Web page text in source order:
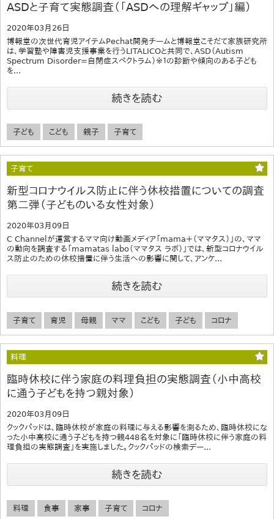
ASDと子育て実態調査（「ASDへの理解ギャップ」編）
2020年03月26日
博報堂の次世代育児アイテムPechat開発チームと博報堂こそだて家族研究所
は、学習塾や障害児支援事業を行うLITALICOと共同で、ASD（Autism
Spectrum Disorder=自閉症スペクトラム）※１の診断や傾向のある子ども
を...
続きを読む
子ども こども 親子 子育て
子育て
新型コロナウイルス防止に伴う休校措置についての調査
第二弾（子どものいる女性対象）
2020年03月09日
C Channelが運営するママ向け動画メディア「mama＋（ママタス）」の、ママ
の動向を調査する「mamatas labo（ママタス ラボ）」では、新型コロナウイル
ス防止のための休校措置に伴う生活への影響に関して、アンケ...
続きを読む
子育て 育児 母親 ママ こども 子ども コロナ
料理
臨時休校に伴う家庭の料理負担の実態調査（小中高校
に通う子どもを持つ親対象）
2020年03月09日
クックパッドは、臨時休校が家庭の料理に与える影響を測るため、臨時休校にな
った小中高校に通う子どもを持つ親448名を対象に「臨時休校に伴う家庭の料
理負担の実態調査」を実施しました。クックパッドの検索デー...
続きを読む
料理 食事 家事 子育て コロナ